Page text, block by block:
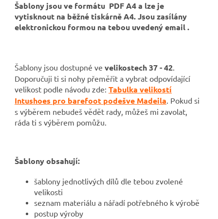
Šablony jsou ve formátu PDF A4 a lze je
vytisknout na běžné tiskárně A4.Jsou zasílány
elektronickou formou na tebou uvedený email .
Šablony jsou dostupné ve velikostech 37 - 42.
Doporučuji ti si nohy přeměřit a vybrat odpovídající
velikost podle návodu zde: Tabulka velikostí
Intushoes pro barefoot podešve Madeila. Pokud si
s výběrem nebudeš vědět rady, můžeš mi zavolat,
ráda ti s výběrem pomůžu.
Šablony obsahují:
šablony jednotlivých dílů dle tebou zvolené
velikosti
seznam materiálu a nářadí potřebného k výrobě
postup výroby